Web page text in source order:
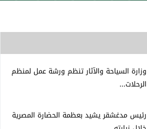
وزارة السياحة والآثار تنظم ورشة عمل لمنظم
الرحلات...
رئيس مدغشقر يشيد بعظمة الحضارة المصرية